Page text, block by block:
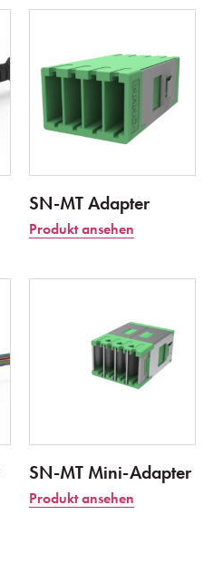
SN-MT Adapter
Produkt ansehen
SN-MT Mini-Adapter
Produkt ansehen